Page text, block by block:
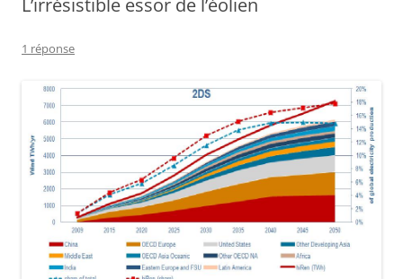
L’irrésistible essor de l’éolien
1 réponse